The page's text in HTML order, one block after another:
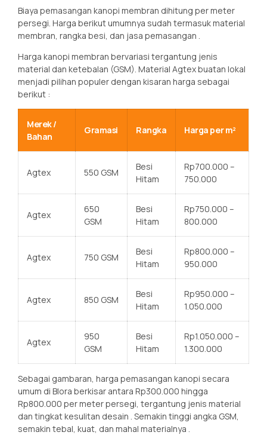
Biaya pemasangan kanopi membran dihitung per meter
persegi. Harga berikut umumnya sudah termasuk material
membran, rangka besi, dan jasa pemasangan .
Harga kanopi membran bervariasi tergantung jenis
material dan ketebalan (GSM). Material Agtex buatan lokal
menjadi pilihan populer dengan kisaran harga sebagai
berikut :
Merek /
Bahan
Gramasi Rangka Harga per m²
Agtex 550 GSM
Besi
Hitam
Rp700.000 –
750.000
Agtex
650
GSM
Besi
Hitam
Rp750.000 –
800.000
Agtex 750 GSM
Besi
Hitam
Rp800.000 –
950.000
Agtex 850 GSM
Besi
Hitam
Rp950.000 –
1.050.000
Agtex
950
GSM
Besi
Hitam
Rp1.050.000 –
1.300.000
Sebagai gambaran, harga pemasangan kanopi secara
umum di Blora berkisar antara Rp300.000 hingga
Rp800.000 per meter persegi, tergantung jenis material
dan tingkat kesulitan desain . Semakin tinggi angka GSM,
semakin tebal, kuat, dan mahal materialnya .